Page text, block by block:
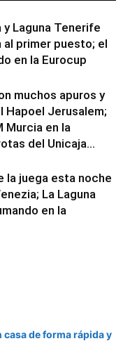
Laguna Tenerife
al primer puesto; el
en la Eurocup
muchos apuros y
Hapoel Jerusalem;
Murcia en la
del Unicaja...
la juega esta noche
La Laguna
en la
de forma rápida y